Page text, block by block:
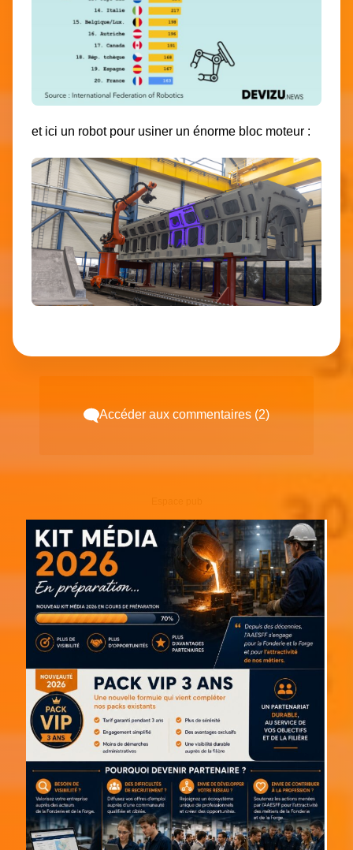
et ici un robot pour usiner un énorme bloc moteur :
Accéder aux commentaires (2)